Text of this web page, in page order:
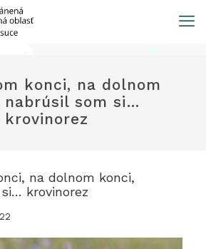
konci, na dolnom
nabrúsil som si…
krovinorez
na dolnom konci,
krovinorez